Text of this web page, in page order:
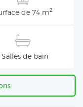
de 74 m2
Salles de bain